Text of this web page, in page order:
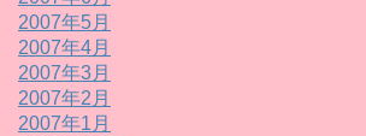
2007年5月
2007年4月
2007年3月
2007年2月
2007年1月